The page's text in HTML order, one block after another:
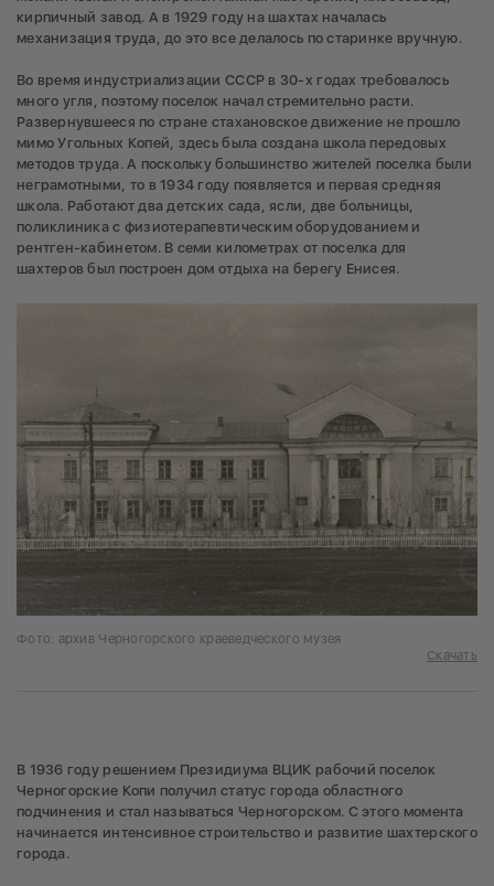
кирпичный завод. А в 1929 году на шахтах началась
механизация труда, до это все делалось по старинке вручную.
Во время индустриализации СССР в 30-х годах требовалось
много угля, поэтому поселок начал стремительно расти.
Развернувшееся по стране стахановское движение не прошло
мимо Угольных Копей, здесь была создана школа передовых
методов труда. А поскольку большинство жителей поселка были
неграмотными, то в 1934 году появляется и первая средняя
школа. Работают два детских сада, ясли, две больницы,
поликлиника с физиотерапевтическим оборудованием и
рентген-кабинетом. В семи километрах от поселка для
шахтеров был построен дом отдыха на берегу Енисея.
Фото: архив Черногорского краеведческого музея
Скачать
В 1936 году решением Президиума ВЦИК рабочий поселок
Черногорские Копи получил статус города областного
подчинения и стал называться Черногорском. С этого момента
начинается интенсивное строительство и развитие шахтерского
города.